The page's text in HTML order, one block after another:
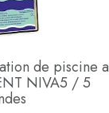
de piscine a
NIVA5 / 5